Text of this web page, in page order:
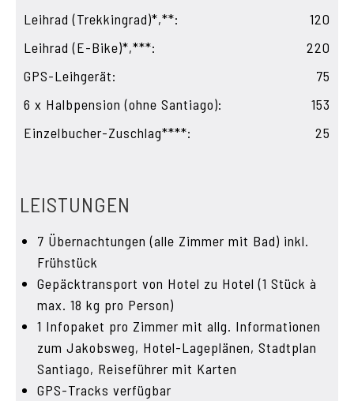
Leihrad (Trekkingrad)*,**:
120
Leihrad (E-Bike)*,***:
220
GPS-Leihgerät:
75
6 x Halbpension (ohne Santiago):
153
Einzelbucher-Zuschlag****:
25
LEISTUNGEN
7 Übernachtungen (alle Zimmer mit Bad) inkl.
Frühstück
Gepäcktransport von Hotel zu Hotel (1 Stück à
max. 18 kg pro Person)
1 Infopaket pro Zimmer mit allg. Informationen
zum Jakobsweg, Hotel-Lageplänen, Stadtplan
Santiago, Reiseführer mit Karten
GPS-Tracks verfügbar